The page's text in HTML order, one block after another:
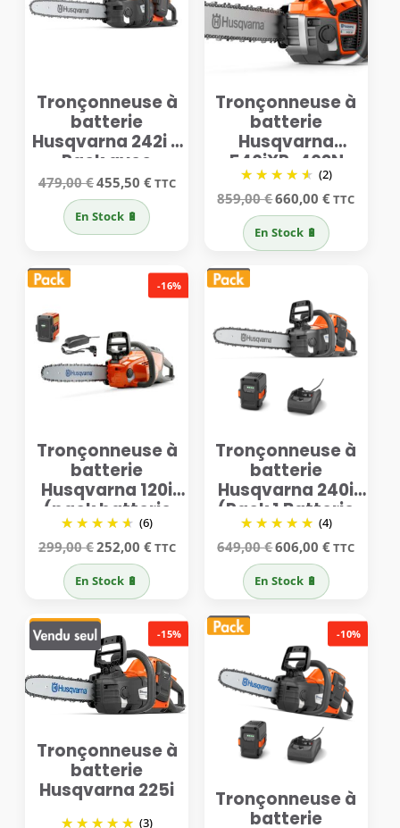
Tronçonneuse à
batterie
Husqvarna 242i –
Pack avec
batterie et
chargeur
479,00€Le
initial
était :
479,00 €.
455,50 €Le
TTC
En Stock 🔋
Tronçonneuse à
batterie
Husqvarna
540iXP-40SN
(2)
859,00€Le
initial
était :
859,00 €.
660,00€Le
TTC
En Stock 🔋
-16%
Tronçonneuse à
batterie
Husqvarna 120i
(pack batterie
BLi20 ou 40-B140
et chargeur QC
80)
(6)
299,00€Le
initial
était :
299,00 €.
252,00 €Le
TTC
En Stock 🔋
Tronçonneuse à
batterie
Husqvarna 240i
(Pack 1 Batterie
BLI20 ou BLI 40-
B140 + Chargeur
40-C80)
(4)
649,00€Le
initial
était :
649,00 €.
606,00€Le
TTC
En Stock 🔋
-15%
Tronçonneuse à
batterie
Husqvarna 225i
(3)
-10%
Tronçonneuse à
batterie